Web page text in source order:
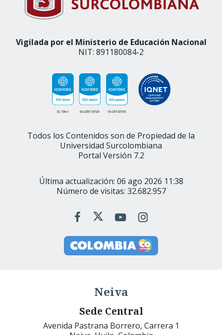
Vigilada por el Ministerio de Educación Nacional
NIT: 891180084-2
Todos los Contenidos son de Propiedad de la
Universidad Surcolombiana
Portal Versión 7.2
Última actualización: 06 ago 2026 11:38
Número de visitas: 32.682.957
Neiva
Sede Central
Avenida Pastrana Borrero, Carrera 1